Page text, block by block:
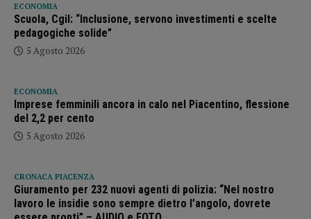
ECONOMIA
Scuola, Cgil: “Inclusione, servono investimenti e scelte
pedagogiche solide”
5 Agosto 2026
ECONOMIA
Imprese femminili ancora in calo nel Piacentino, flessione
del 2,2 per cento
5 Agosto 2026
CRONACA PIACENZA
Giuramento per 232 nuovi agenti di polizia: “Nel nostro
lavoro le insidie sono sempre dietro l’angolo, dovrete